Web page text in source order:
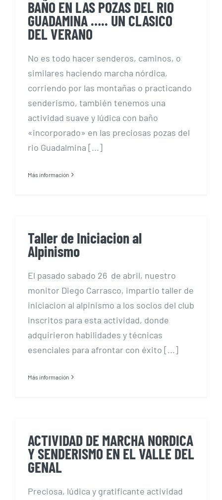
BAÑO EN LAS POZAS DEL RIO
GUADAMINA ….. UN CLASICO
DEL VERANO
No es todo hacer senderos, caminos, o
similares haciendo marcha nórdica,
corriendo por las montañas o practicando
senderismo, también tenemos una
actividad suave y lúdica con baño
«incorporado» en las preciosas pozas del
rio Guadalmina [...]
Más información
Taller de Iniciacion al
Alpinismo
El pasado sabado 26 de abril, nuestro
monitor Diego Carrasco, impartio taller de
iniciacion al alpinismo a los socios del club
inscritos para esta actividad, donde
adquirieron habilidades y técnicas
esenciales para afrontar con éxito [...]
Más información
ACTIVIDAD DE MARCHA NORDICA
Y SENDERISMO EN EL VALLE DEL
GENAL
Preciosa, lúdica y gratificante actividad